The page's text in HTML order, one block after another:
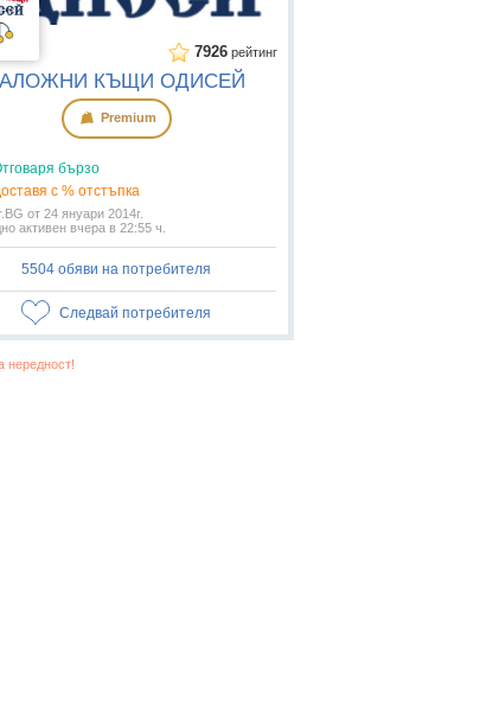
7926 рейтинг
КЪЩИ ОДИСЕЙ
Premium
бързо
с % отстъпка
от 24 януари 2014г.
активен вчера в 22:55 ч.
5504 обяви на потребителя
Следвай потребителя
нередност!